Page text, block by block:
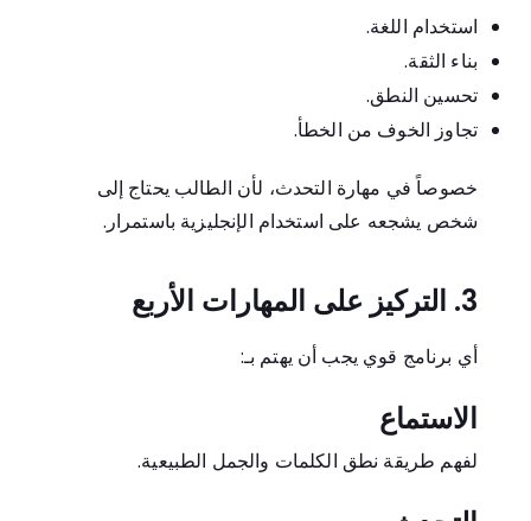
استخدام اللغة.
بناء الثقة.
تحسين النطق.
تجاوز الخوف من الخطأ.
خصوصاً في مهارة التحدث، لأن الطالب يحتاج إلى
شخص يشجعه على استخدام الإنجليزية باستمرار.
3. التركيز على المهارات الأربع
أي برنامج قوي يجب أن يهتم بـ:
الاستماع
لفهم طريقة نطق الكلمات والجمل الطبيعية.